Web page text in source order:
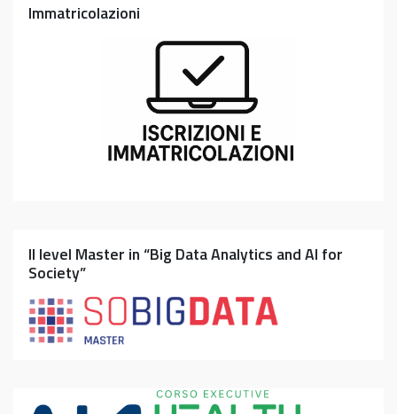
Immatricolazioni
II level Master in “Big Data Analytics and AI for
Society”